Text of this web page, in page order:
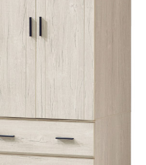
以上：免運費
以上：免運費
以下：NT$500元
品另收運費
配送天數：5~14天
指定送貨日當天以電話聯絡確認
一般快速到貨商品，無法指定特定時間
，以節省您的寶貴時間。
配送至百貨公司內部。
商品完成出貨15個工作天另行寄出，
知本公司客服人員，我們將為您更換新
且完整包裝，床墊、床包、枕頭類產品